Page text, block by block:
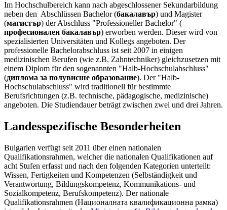
Im Hochschulbereich kann nach abgeschlossener Sekundarbildung
neben den Abschlüssen Bachelor (бакалавър) und Magister
(магистър) der Abschluss "Professioneller Bachelor" (
професионален бакалавър) erworben werden. Dieser wird von
spezialisierten Universitäten und Kollegs angeboten. Der
professionelle Bachelorabschluss ist seit 2007 in einigen
medizinischen Berufen (wie z.B. Zahntechniker) gleichzusetzen mit
einem Diplom für den sogenannten "Halb-Hochschulabschluss"
(диплома за полувисше образование). Der "Halb-
Hochschulabschluss" wird traditionell für bestimmte
Berufsrichtungen (z.B. technische, pädagogische, medizinische)
angeboten. Die Studiendauer beträgt zwischen zwei und drei Jahren.
Landesspezifische Besonderheiten
Bulgarien verfügt seit 2011 über einen nationalen
Qualifikationsrahmen, welcher die nationalen Qualifikationen auf
acht Stufen erfasst und nach den folgenden Kategorien unterteilt:
Wissen, Fertigkeiten und Kompetenzen (Selbständigkeit und
Verantwortung, Bildungskompetenz, Kommunikations- und
Sozialkompetenz, Berufskompetenz). Der nationale
Qualifikationsrahmen (Националната квалификационна рамка)